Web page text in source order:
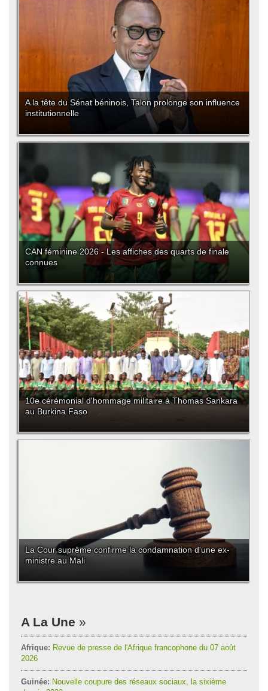
A la tête du Sénat béninois, Talon prolonge son influence
institutionnelle
CAN féminine 2026 - Les affiches des quarts de finale
connues
10e cérémonial d'hommage militaire à Thomas Sankara
au Burkina Faso
La Cour suprême confirme la condamnation d'une ex-
ministre au Mali
A La Une
Afrique: Revue de presse de l'Afrique francophone du 07 août
2026
Guinée: Nouvelle coupure des réseaux sociaux, la sixième